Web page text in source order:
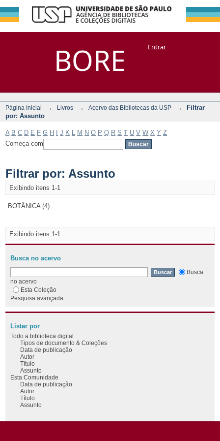
BORE
Filtrar por:
Assunto
DSpace/Manakin + CoriscoEntrar
Página Inicial → Livros → Acervo das Bibliotecas da USP →
Filtrar
por: Assunto
A B C D E F G H J K M N O P Q R S T U V W X Y Z
Começa com
Filtrar por: Assunto
Exibindo itens 1-1
BOTÂNICA (4)
Exibindo itens 1-1
Busca no acervo
Busca
no acervo
Esta Coleção
Pesquisa avançada
Listar por
Todo a biblioteca digital
Tipos de documento & Coleções
Data de publicação
Autor
Título
Assunto
Esta Comunidade
Data de publicação
Autor
Título
Assunto